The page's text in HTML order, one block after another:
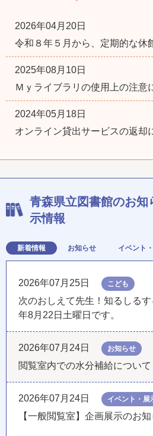
2026年04月20日
令和８年５月から、定期的な休
2025年08月10日
Ｍｙライブラリの使用上の注意
2024年05月18日
オンライン貸出サービスの返却
青森県立図書館のお知
示情報
新着情報 お知らせ イベント
2026年07月25日 こども
次のおしえて先生！知るしる
年8月22日土曜日です。
2026年07月24日 お知らせ
閲覧室内での水分補給について
2026年07月24日 イベント・展
【一般閲覧室】企画展示のお